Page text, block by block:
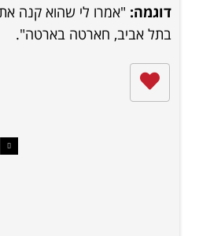
דוגמה: "אמרו לי שהוא קנה
בתל אביב, חארטה בארטה".